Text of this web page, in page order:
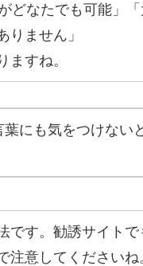
どなたでも可能」
りません」
ますね。
にも気をつけない
です。勧誘サイト
注意してくださいね